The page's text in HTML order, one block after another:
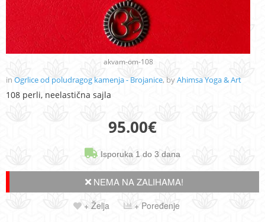
akvam-om-108
in Ogrlice od poludragog kamenja - Brojanice, byAhimsa Yoga & Art
108 perli, neelastična sajla
95.00€
Isporuka 1 do 3 dana
NEMA NA ZALIHAMA!
+ Želja + Poređenje